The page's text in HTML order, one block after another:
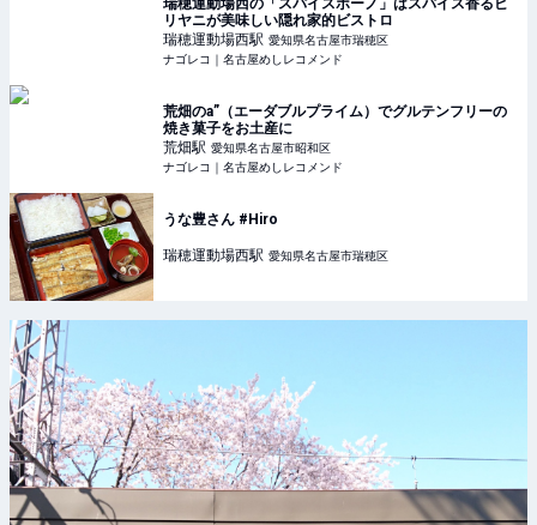
瑞穂運動場西の「スパイスボーノ」はスパイス香るビ
リヤニが美味しい隠れ家的ビストロ
瑞穂運動場西駅 愛知県名古屋市瑞穂区
ナゴレコ｜名古屋めしレコメンド
荒畑のa”（エーダブルプライム）でグルテンフリーの
焼き菓子をお土産に
荒畑駅 愛知県名古屋市昭和区
ナゴレコ｜名古屋めしレコメンド
うな豊さん #Hiro
瑞穂運動場西駅 愛知県名古屋市瑞穂区